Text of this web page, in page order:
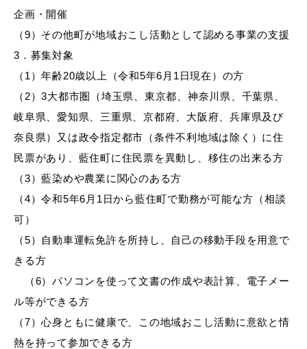
企画・開催
（9）その他町が地域おこし活動として認める事業の支援
3．募集対象
（1）年齢20歳以上（令和5年6月1日現在）の方
（2）3大都市圏（埼玉県、東京都、神奈川県、千葉県、
岐阜県、愛知県、三重県、京都府、大阪府、兵庫県及び
奈良県）又は政令指定都市（条件不利地域は除く）に住
民票があり、藍住町に住民票を異動し、移住の出来る方
（3）藍染めや農業に関心のある方
（4）令和5年6月1日から藍住町で勤務が可能な方（相談
可）
（5）自動車運転免許を所持し、自己の移動手段を用意で
きる方
（6）パソコンを使って文書の作成や表計算、電子メー
ル等ができる方
（7）心身ともに健康で、この地域おこし活動に意欲と情
熱を持って参加できる方